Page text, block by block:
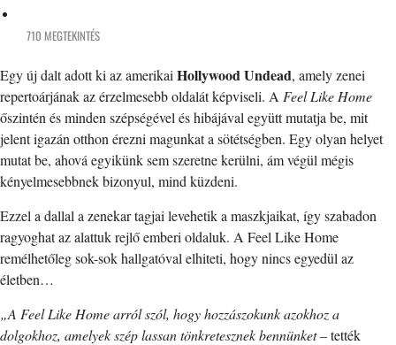
710 MEGTEKINTÉS
Egy új dalt adott ki az amerikai Hollywood Undead, amely zenei
repertoárjának az érzelmesebb oldalát képviseli. A Feel Like Home
őszintén és minden szépségével és hibájával együtt mutatja be, mit
jelent igazán otthon érezni magunkat a sötétségben. Egy olyan helyet
mutat be, ahová egyikünk sem szeretne kerülni, ám végül mégis
kényelmesebbnek bizonyul, mind küzdeni.
Ezzel a dallal a zenekar tagjai levehetik a maszkjaikat, így szabadon
ragyoghat az alattuk rejlő emberi oldaluk. A Feel Like Home
remélhetőleg sok-sok hallgatóval elhiteti, hogy nincs egyedül az
életben…
„A Feel Like Home arról szól, hogy hozzászokunk azokhoz a
dolgokhoz, amelyek szép lassan tönkretesznek bennünket– tették